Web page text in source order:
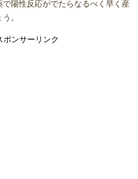
で陽性反応がでたらなるべく早く産
。
ポンサーリンク